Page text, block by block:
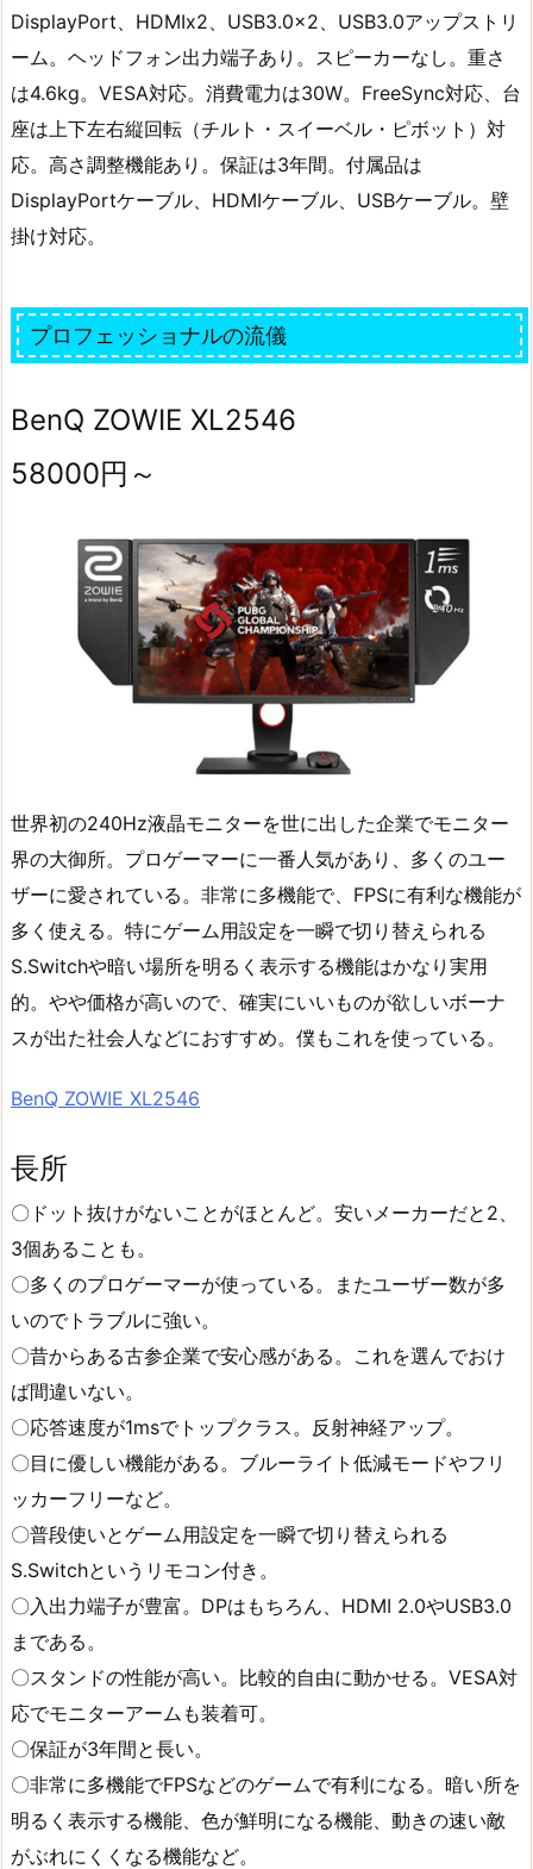
DisplayPort、HDMIx2、USB3.0x2、USB3.0アップストリ
ーム。ヘッドフォン出力端子あり。スピーカーなし。重さ
は4.6kg。VESA対応。消費電力は30W。FreeSync対応、台
座は上下左右縦回転（チルト・スイーベル・ピボット）対
応。高さ調整機能あり。保証は3年間。付属品は
DisplayPortケーブル、HDMIケーブル、USBケーブル。壁
掛け対応。
プロフェッショナルの流儀
BenQ ZOWIE XL2546
58000円～
世界初の240Hz液晶モニターを世に出した企業でモニター
界の大御所。プロゲーマーに一番人気があり、多くのユー
ザーに愛されている。非常に多機能で、FPSに有利な機能が
多く使える。特にゲーム用設定を一瞬で切り替えられる
S.Switchや暗い場所を明るく表示する機能はかなり実用
的。やや価格が高いので、確実にいいものが欲しいボーナ
スが出た社会人などにおすすめ。僕もこれを使っている。
BenQ ZOWIE XL2546
長所
〇ドット抜けがないことがほとんど。安いメーカーだと2、
3個あることも。
〇多くのプロゲーマーが使っている。またユーザー数が多
いのでトラブルに強い。
〇昔からある古参企業で安心感がある。これを選んでおけ
ば間違いない。
〇応答速度が1msでトップクラス。反射神経アップ。
〇目に優しい機能がある。ブルーライト低減モードやフリ
ッカーフリーなど。
〇普段使いとゲーム用設定を一瞬で切り替えられる
S.Switchというリモコン付き。
〇入出力端子が豊富。DPはもちろん、HDMI 2.0やUSB3.0
まである。
〇スタンドの性能が高い。比較的自由に動かせる。VESA対
応でモニターアームも装着可。
〇保証が3年間と長い。
〇非常に多機能でFPSなどのゲームで有利になる。暗い所を
明るく表示する機能、色が鮮明になる機能、動きの速い敵
がぶれにくくなる機能など。